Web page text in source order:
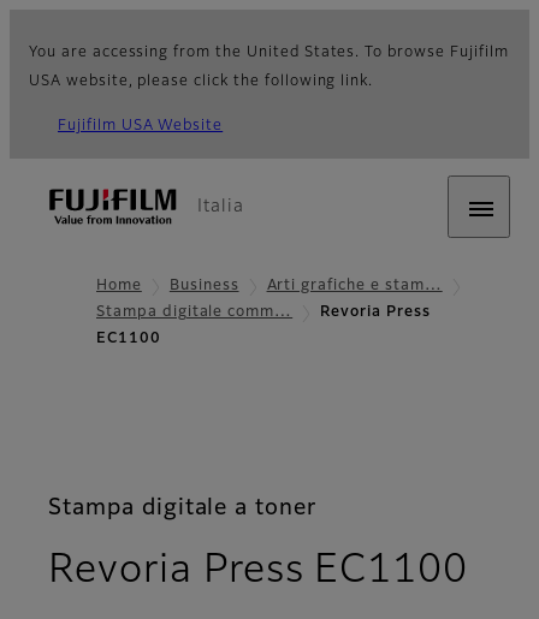
You are accessing from the United States. To browse Fujifilm
USA website, please click the following link.
Fujifilm USA Website
Italia
Home Business
Arti grafiche e stam…
Stampa digitale comm…
Revoria Press
EC1100
Stampa digitale a toner
Revoria Press EC1100